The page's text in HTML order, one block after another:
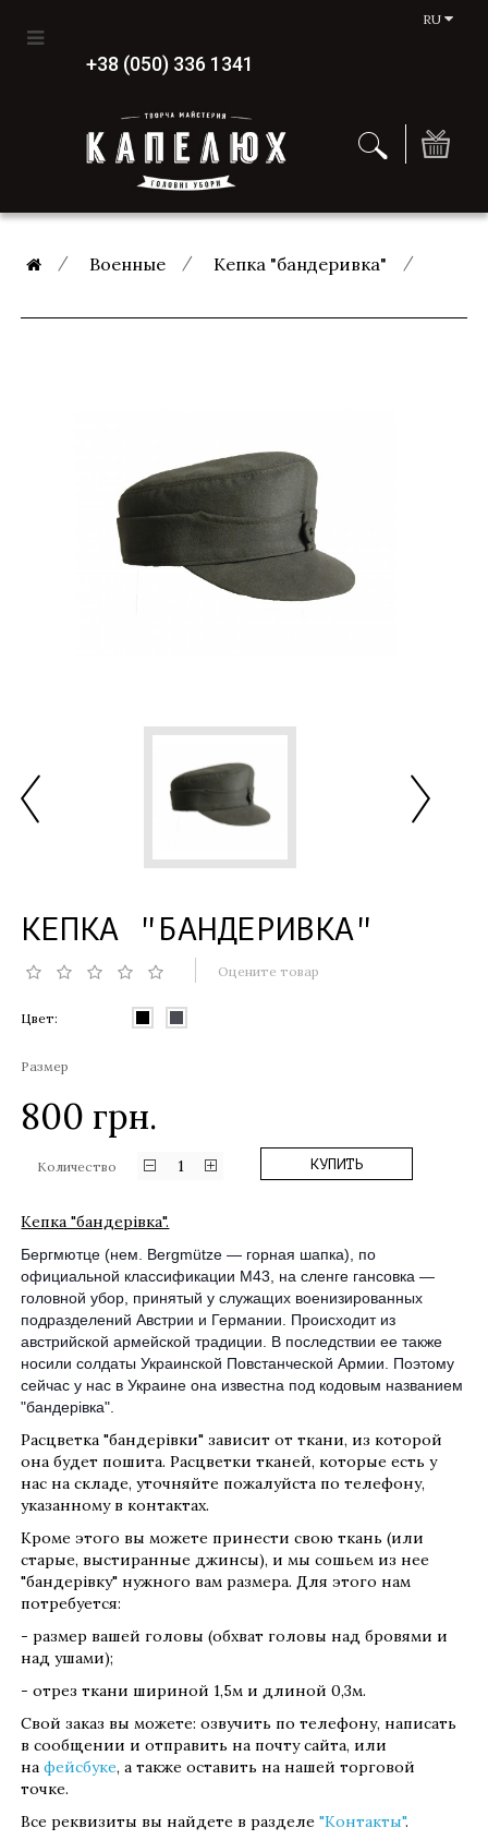
RU
+38 (050) 336 1341
Военные Кепка "бандеривка"
КЕПКА "БАНДЕРИВКА"
Оцените товар
Цвет:
Размер
800 грн.
Количество 1 КУПИТЬ
Кепка "бандерівка".
Бергмютце (нем. Bergmütze — горная шапка), по
официальной классификации M43, на сленге гансовка —
головной убор, принятый у служащих военизированных
подразделений Австрии и Германии. Происходит из
австрийской армейской традиции. В последствии ее также
носили солдаты Украинской Повстанческой Армии. Поэтому
сейчас у нас в Украине она известна под кодовым названием
"бандерівка".
Расцветка "бандерівки" зависит от ткани, из которой
она будет пошита. Расцветки тканей, которые есть у
нас на складе, уточняйте пожалуйста по телефону,
указанному в контактах.
Кроме этого вы можете принести свою ткань (или
старые, выстиранные джинсы), и мы сошьем из нее
"бандерівку" нужного вам размера. Для этого нам
потребуется:
- размер вашей головы (обхват головы над бровями и
над ушами);
- отрез ткани шириной 1,5м и длиной 0,3м.
Свой заказ вы можете: озвучить по телефону, написать
в сообщении и отправить на почту сайта, или
нафейсбуке, а также оставить на нашей торговой
точке.
Все реквизиты вы найдете в разделе"Контакты".